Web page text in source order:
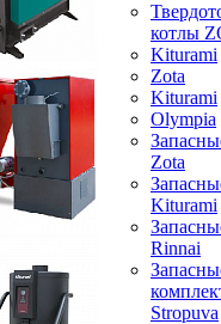
котлы
Kiturami
Zota
Kiturami
Olympia
Zota
Kiturami
Rinnai
Stropuva